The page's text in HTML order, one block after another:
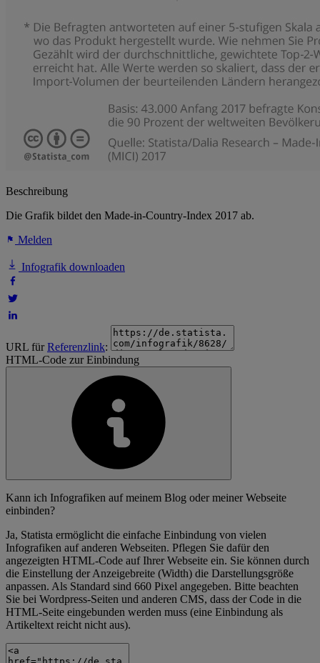
Beschreibung
Die Grafik bildet den Made-in-Country-Index 2017 ab.
Melden
Infografik downloaden
URL fürReferenzlink:
HTML-Code zur Einbindung
Kann ich Infografiken auf meinem Blog oder meiner Webseite
einbinden?
Ja, Statista ermöglicht die einfache Einbindung von vielen
Infografiken auf anderen Webseiten. Pflegen Sie dafür den
angezeigten HTML-Code auf Ihrer Webseite ein. Sie können durch
die Einstellung der Anzeigebreite (Width) die Darstellungsgröße
anpassen. Als Standard sind 660 Pixel angegeben. Bitte beachten
Sie bei Wordpress-Seiten und anderen CMS, dass der Code in die
HTML-Seite eingebunden werden muss (eine Einbindung als
Artikeltext reicht nicht aus).